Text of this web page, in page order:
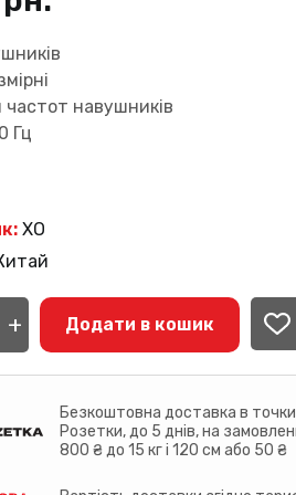
частот навушників
Гц
XO
+ Додати в кошик
Безкоштовна доставка в точки
Розетки, до 5 днів, на
800 ₴ до 15 кг і 120 см або 50 ₴